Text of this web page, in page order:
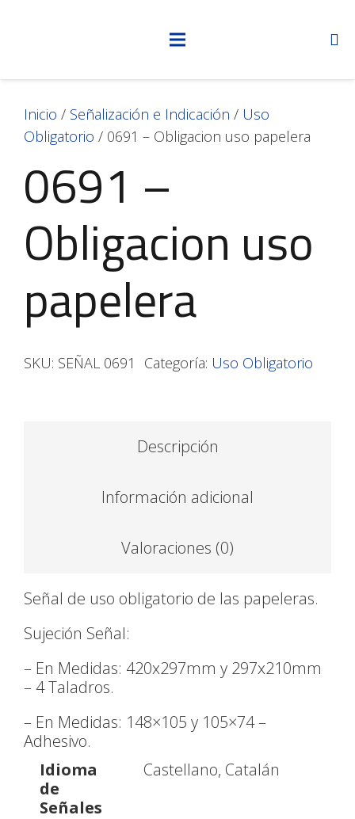
Inicio / Señalización e Indicación / Uso
Obligatorio / 0691 – Obligacion uso papelera
0691 –
Obligacion uso
papelera
SKU: SEÑAL 0691 Categoría: Uso Obligatorio
Descripción
Información adicional
Valoraciones (0)
Señal de uso obligatorio de las papeleras.
Sujeción Señal:
– En Medidas: 420x297mm y 297x210mm
– 4 Taladros.
– En Medidas: 148×105 y 105×74 –
Adhesivo.
Idioma
de
Señales
Castellano, Catalán